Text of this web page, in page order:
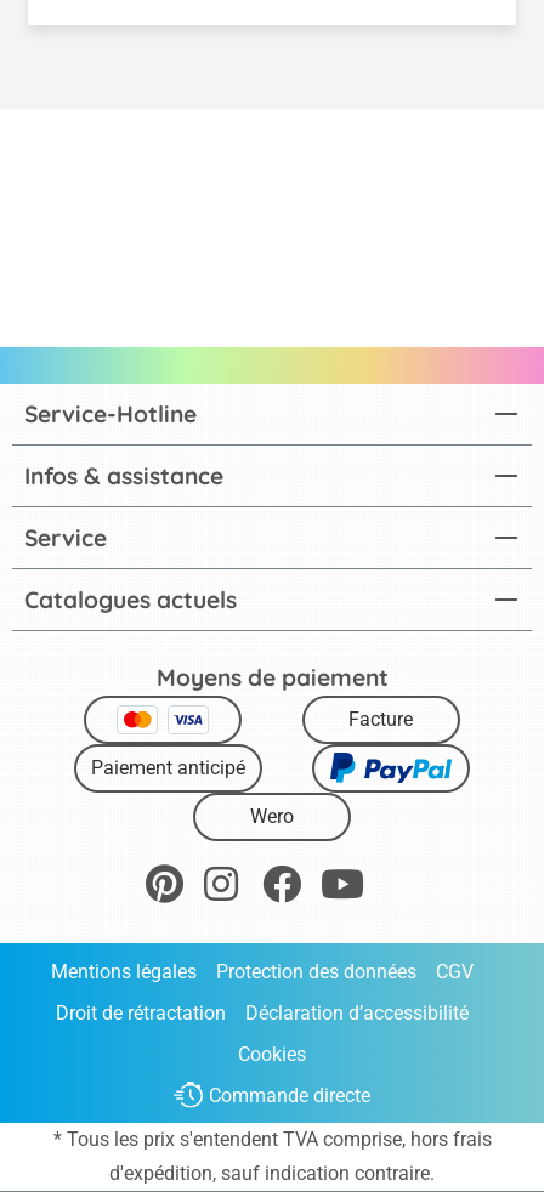
Catalogues actuels
Service-Hotline
Infos & assistance
Service
Moyens de paiement
Facture
Paiement anticipé
Wero
Mentions légales Protection des données
CGV
Droit de rétractation
Déclaration d’accessibilité
Cookies
Commande directe
* Tous les prix s'entendent TVA comprise, hors frais
d'expédition, sauf indication contraire.